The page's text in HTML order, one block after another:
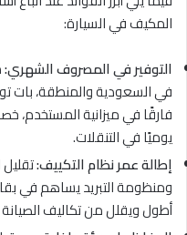
المكيف في السيارة:
التوفير في المصروف الشهري:
في السعودية والمنطقة، بات
فارقًا في ميزانية المستخدم،
يوميًا في التنقلات.
إطالة عمر نظام التكييف:
ومنظومة التبريد يساهم في
أطول ويقلل من تكاليف الصيانة